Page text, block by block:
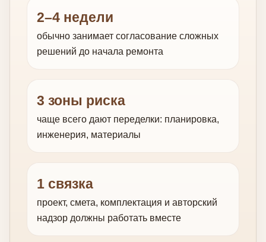
2–4 недели
обычно занимает согласование сложных
решений до начала ремонта
3 зоны риска
чаще всего дают переделки: планировка,
инженерия, материалы
1 связка
проект, смета, комплектация и авторский
надзор должны работать вместе